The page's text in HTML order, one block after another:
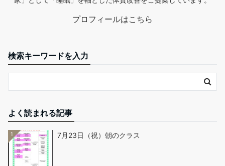
プロフィールはこちら
検索キーワードを入力
よく読まれる記事
1 7月23日（祝）朝のクラス